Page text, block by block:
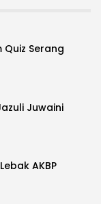
Quiz Serang
Juwaini
AKBP